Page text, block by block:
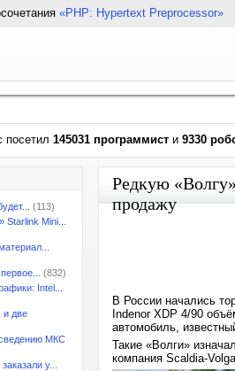
«PHP: Hypertext Preprocessor»
посетил 145031 программист и 9330
(113)
Starlink Mini...
(832)
Intel...
и две
МКС
у...
Редкую
продажу
В России начались
Indenor XDP 4/90
автомобиль,
Такие «Волги»
компания Scaldia-